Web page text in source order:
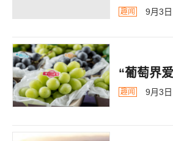
趣闻 9月3日
“葡萄界
趣闻 9月3日